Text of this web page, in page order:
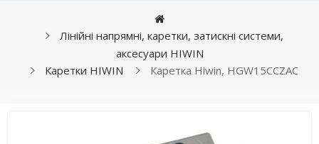
Лінійні напрямні, каретки, затискні системи,
аксесуари HIWIN
Каретки HIWIN
Каретка Hiwin, HGW15CCZAC